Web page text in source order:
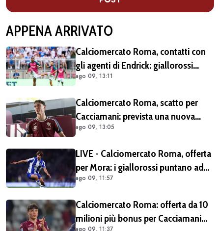
APPENA ARRIVATO
Calciomercato Roma, contatti con
gli agenti di Endrick: giallorossi
pronti all'affondo in caso di apertura
ago 09, 13:11
Calciomercato Roma, scatto per
Cacciamani: prevista una nuova
offerta tra oggi e domani
ago 09, 13:05
LIVE - Calciomercato Roma, offerta
per Mora: i giallorossi puntano ad
acquistarlo a titolo definitivo.
ago 09, 11:57
Calciomercato Roma: offerta da 10
milioni più bonus per Cacciamani
ago 09, 11:37